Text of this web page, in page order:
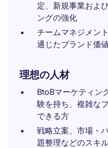
定、新規事業およ
ングの強化
チームマネジメン
通じたブランド価
理想の人材
BtoBマーケティン
験を持ち、複雑な
できる方
戦略立案、市場・
題整理などのスキ